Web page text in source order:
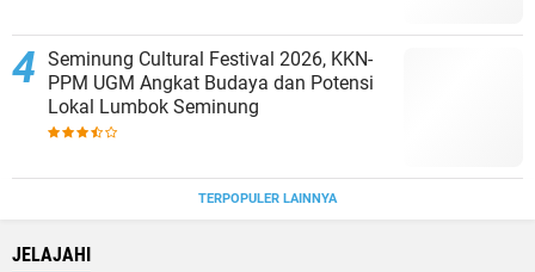
Seminung Cultural Festival 2026, KKN-
PPM UGM Angkat Budaya dan Potensi
Lokal Lumbok Seminung
TERPOPULER LAINNYA
JELAJAHI